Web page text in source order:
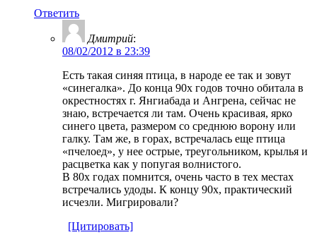
Ответить
Дмитрий:
08/02/2012 в 23:39
Есть такая синяя птица, в народе ее так и зовут
«синегалка». До конца 90х годов точно обитала в
окрестностях г. Янгиабада и Ангрена, сейчас не
знаю, встречается ли там. Очень красивая, ярко
синего цвета, размером со среднюю ворону или
галку. Там же, в горах, встречалась еще птица
«пчелоед», у нее острые, треугольником, крылья и
расцветка как у попугая волнистого.
В 80х годах помнится, очень часто в тех местах
встречались удоды. К концу 90х, практический
исчезли. Мигрировали?
[Цитировать]